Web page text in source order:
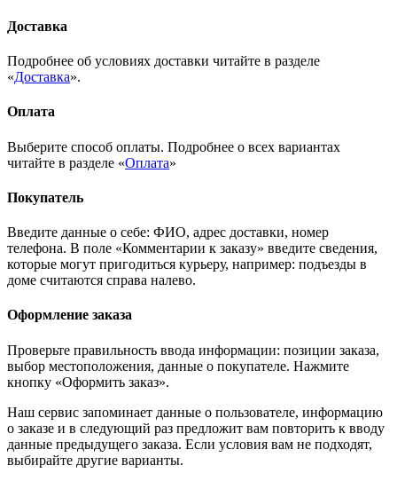
Доставка
Подробнее об условиях доставки читайте в разделе
«Доставка».
Оплата
Выберите способ оплаты. Подробнее о всех вариантах
читайте в разделе «Оплата»
Покупатель
Введите данные о себе: ФИО, адрес доставки, номер
телефона. В поле «Комментарии к заказу» введите сведения,
которые могут пригодиться курьеру, например: подъезды в
доме считаются справа налево.
Оформление заказа
Проверьте правильность ввода информации: позиции заказа,
выбор местоположения, данные о покупателе. Нажмите
кнопку «Оформить заказ».
Наш сервис запоминает данные о пользователе, информацию
о заказе и в следующий раз предложит вам повторить к вводу
данные предыдущего заказа. Если условия вам не подходят,
выбирайте другие варианты.